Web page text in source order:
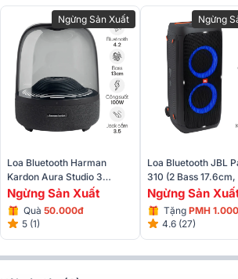
Loa Marshall chính hãng ASH được
Elec với giá tốt nhất Việt
Ngừng Sản Xuất
Loa Bluetooth Harman
Kardon Aura Studio 3
(130W, Đèn LED, Âm Thanh
360 Độ)
Ngừng Sản Xuất
Quà 50.000đ
5 (1)
Ngừng
Loa Bluetooth JBL
310 (2 Bass
Pin 18h, IPX4)
Ngừng Sản
TặngPMH
4.6 (27)